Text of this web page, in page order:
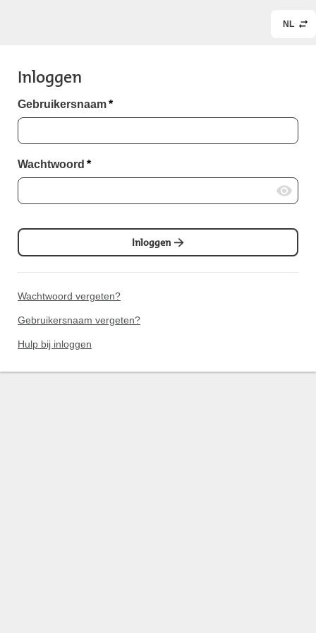
NL
Inloggen
Gebruikersnaam*
Wachtwoord *
Inloggen
Wachtwoord vergeten?
Gebruikersnaam vergeten?
Hulp bij inloggen